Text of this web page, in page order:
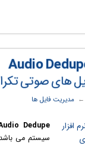
های صوتی
← ‏ مدیریت فایل ها
Dedupe
سیستم می